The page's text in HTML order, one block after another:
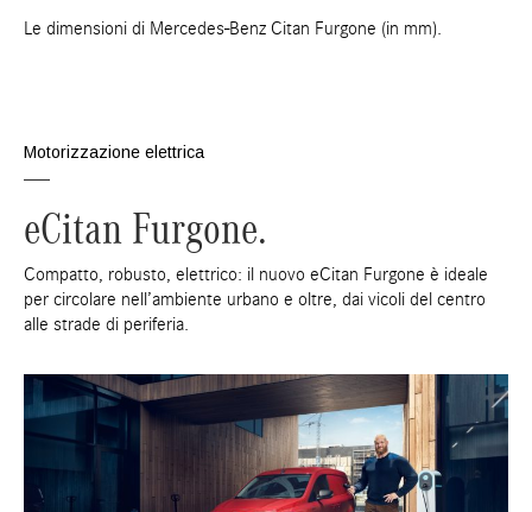
Le dimensioni di Mercedes-Benz Citan Furgone (in mm).
Motorizzazione elettrica
eCitan Furgone.
Compatto, robusto, elettrico: il nuovo eCitan Furgone è ideale
per circolare nell’ambiente urbano e oltre, dai vicoli del centro
alle strade di periferia.